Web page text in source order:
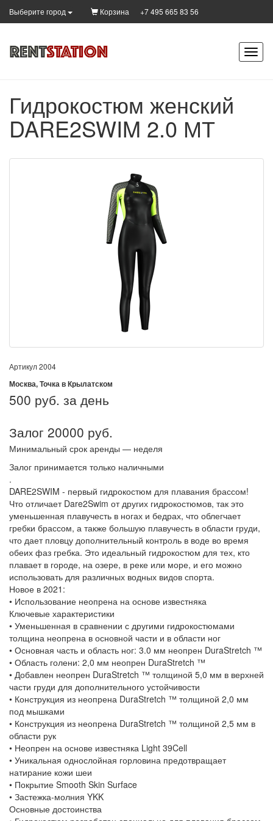
Выберите город Корзина +7 495 665 83 56
Гидрокостюм женский
DARE2SWIM 2.0 МТ
Артикул2004
Москва, Точка в Крылатском
500 руб. за день
Залог 20000 руб.
Минимальный срок аренды — неделя
Залог принимается только наличными
.
DARE2SWIM - первый гидрокостюм для плавания брассом!
Что отличает Dare2Swim от других гидрокостюмов, так это
уменьшенная плавучесть в ногах и бедрах, что облегчает
гребки брассом, а также большую плавучесть в области груди,
что дает пловцу дополнительный контроль в воде во время
обеих фаз гребка. Это идеальный гидрокостюм для тех, кто
плавает в городе, на озере, в реке или море, и его можно
использовать для различных водных видов спорта.
Новое в 2021:
• Использование неопрена на основе известняка
Ключевые характеристики
• Уменьшенная в сравнении с другими гидрокостюмами
толщина неопрена в основной части и в области ног
• Основная часть и область ног: 3.0 мм неопрен DuraStretch ™
• Область голени: 2,0 мм неопрен DuraStretch ™
• Добавлен неопрен DuraStretch ™ толщиной 5,0 мм в верхней
части груди для дополнительного устойчивости
• Конструкция из неопрена DuraStretch ™ толщиной 2,0 мм
под мышками
• Конструкция из неопрена DuraStretch ™ толщиной 2,5 мм в
области рук
• Неопрен на основе известняка Light 39Cell
• Уникальная однослойная горловина предотвращает
натирание кожи шеи
• Покрытие Smooth Skin Surface
• Застежка-молния YKK
Основные достоинства